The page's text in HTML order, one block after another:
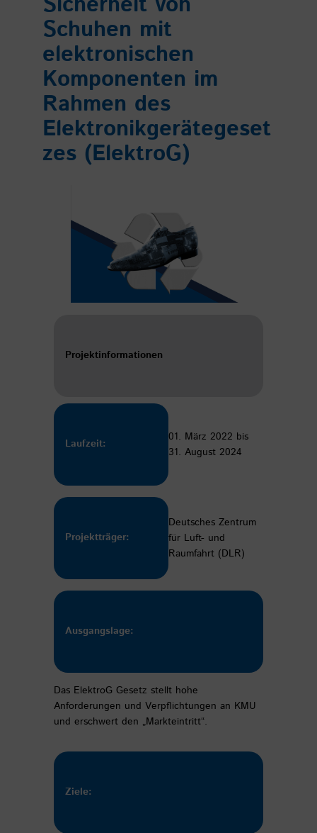
Schuhen mit
elektronischen
Komponenten im
Rahmen des
Elektronikgerätegeset
zes (ElektroG)
Projektinformationen
Laufzeit:
01. März 2022 bis
31. August 2024
Projektträger:
Deutsches Zentrum
für Luft- und
Raumfahrt (DLR)
Ausgangslage:
Das ElektroG Gesetz stellt hohe
Anforderungen und Verpflichtungen an KMU
und erschwert den „Markteintritt“.
Ziele: